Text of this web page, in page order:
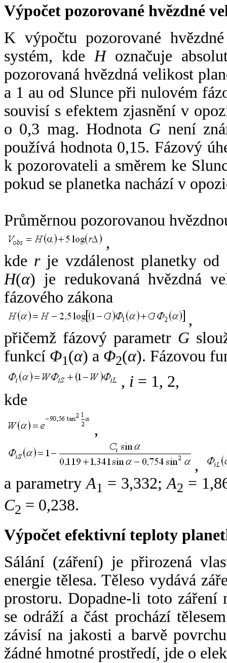
Výpočet pozorované hvězdné
K výpočtu pozorované
systém, kde Hoznačuje
pozorovaná hvězdná velikost
a 1 au od Slunce při nulovém
souvisí s efektem zjasnění v
o 0,3 mag. Hodnota G není
používá hodnota 0,15. Fázový
k pozorovateli a směrem ke
pokud se planetka nachází v
Průměrnou pozorovanou
,
kde rje vzdálenost planetky od
H(α) je redukovaná hvězdná
fázového zákona
,
přičemž fázový parametr G
funkcí Φ1(α) a Φ2(α). Fázovou
, i = 1, 2,
kde
,
,
a parametryA1 = 3,332;A2 =
C2 = 0,238.
Výpočet efektivní teploty
Sálání (záření) je přirozená
energie tělesa. Těleso vydává
prostoru. Dopadne-li toto záření
se odráží a část prochází
závisí na jakosti a barvě
žádné hmotné prostředí, jde o